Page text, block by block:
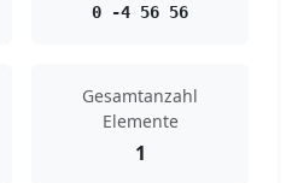
0 -4 56 56
Gesamtanzahl
Elemente
1